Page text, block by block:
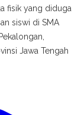
fisik yang diduga
siswi di SMA
Jawa Tengah